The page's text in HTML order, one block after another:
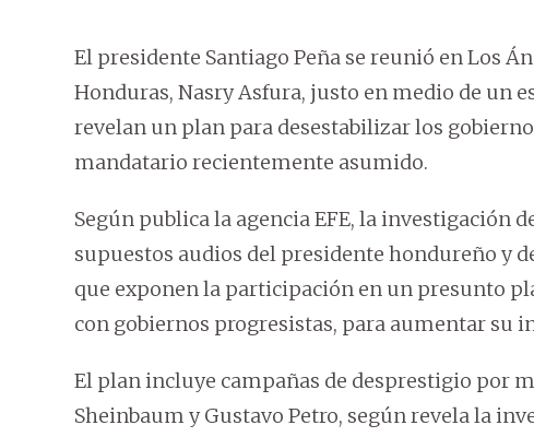
El presidente Santiago Peña se reunió en Los
Honduras, Nasry Asfura, justo en medio de un
revelan un plan para desestabilizar los
mandatario recientemente asumido.
Según publica la agencia EFE, la investigación
supuestos audios del presidente hondureño y
que exponen la participación en un presunto
con gobiernos progresistas, para aumentar su
El plan incluye campañas de desprestigio por
Sheinbaum y Gustavo Petro, según revela la